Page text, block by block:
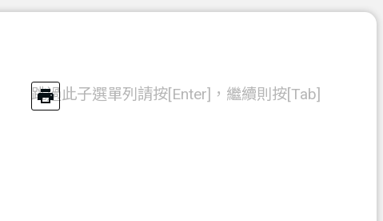
跳過此子選單列請按[Enter]，繼續則按[Tab]